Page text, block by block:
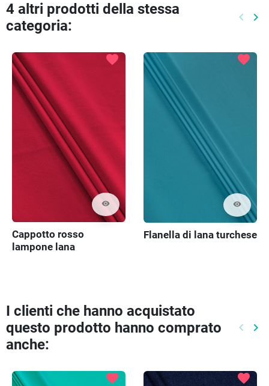
4 altri prodotti della stessa
categoria:
keyboard_arrow_left keyboard_arrow_right
visibility
favorite
Cappotto rosso
lampone lana
visibility
favorite
Flanella di lana turchese
I clienti che hanno acquistato
questo prodotto hanno comprato
anche:
keyboard_arrow_left keyboard_arrow_right
favorite favorite